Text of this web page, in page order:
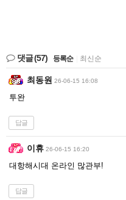
댓글(57) 등록순 최신순
최동원 26-06-15 16:08
투완
답글
이휴 26-06-15 16:20
대항해시대 온라인 많관부!
답글